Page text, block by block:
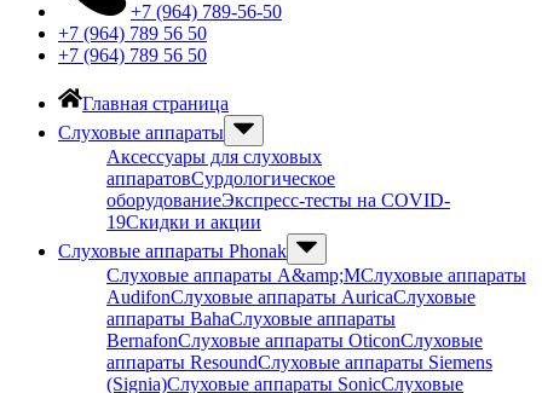
+7 (964) 789-56-50
+7 (964) 789 56 50
+7 (964) 789 56 50
Главная страница
Слуховые аппараты
Аксессуары для слуховых
аппаратовСурдологическое
оборудованиеЭкспресс-тесты на COVID-
19Скидки и акции
Слуховые аппараты Phonak
Слуховые аппараты A&amp;MСлуховые аппараты
AudifonСлуховые аппараты AuricaСлуховые
аппараты BahaСлуховые аппараты
BernafonСлуховые аппараты OticonСлуховые
аппараты ResoundСлуховые аппараты Siemens
(Signia)Слуховые аппараты SonicСлуховые